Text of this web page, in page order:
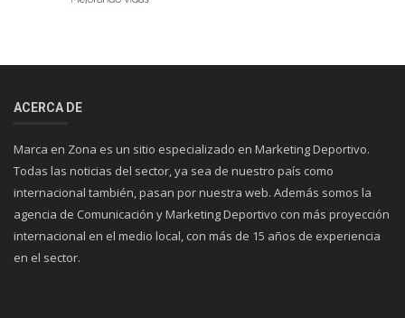
ACERCA DE
Marca en Zona es un sitio especializado en Marketing Deportivo.
Todas las noticias del sector, ya sea de nuestro país como
internacional también, pasan por nuestra web. Además somos la
agencia de Comunicación y Marketing Deportivo con más proyección
internacional en el medio local, con más de 15 años de experiencia
en el sector.